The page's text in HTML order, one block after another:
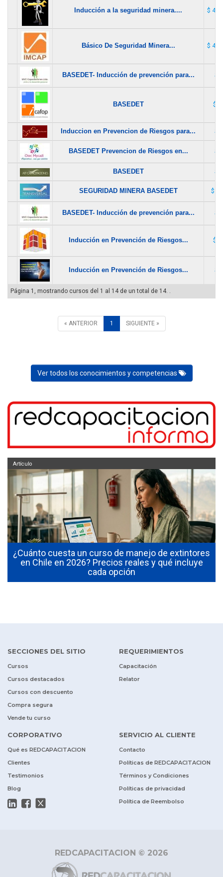
Inducción a la seguridad minera.... $
Básico De Seguridad Minera... $
BASEDET- Inducción de prevención para... $ 1
BASEDET $
Induccion en Prevencion de Riesgos para... $ 1
BASEDET Prevencion de Riesgos en... $ 1
BASEDET $ 1
SEGURIDAD MINERA BASEDET $
BASEDET- Inducción de prevención para... $ 1
Inducción en Prevención de Riesgos... $
Inducción en Prevención de Riesgos... $ 1
Página 1, mostrando cursos del 1 al 14 de un total de 14. .
« ANTERIOR 1 SIGUIENTE »
Ver todos los conocimientos y competencias
¿Cuánto cuesta un curso de manejo de extintores
en Chile en 2026? Precios reales y qué incluye
cada opción
Artículo
SECCIONES DEL SITIO
Cursos
Cursos destacados
Cursos con descuento
Compra segura
Vende tu curso
REQUERIMIENTOS
Capacitación
Relator
CORPORATIVO
Qué es REDCAPACITACION
Clientes
Testimonios
Blog
SERVICIO AL CLIENTE
Contacto
Políticas de REDCAPACITACION
Términos y Condiciones
Políticas de privacidad
Política de Reembolso
REDCAPACITACION © 2026